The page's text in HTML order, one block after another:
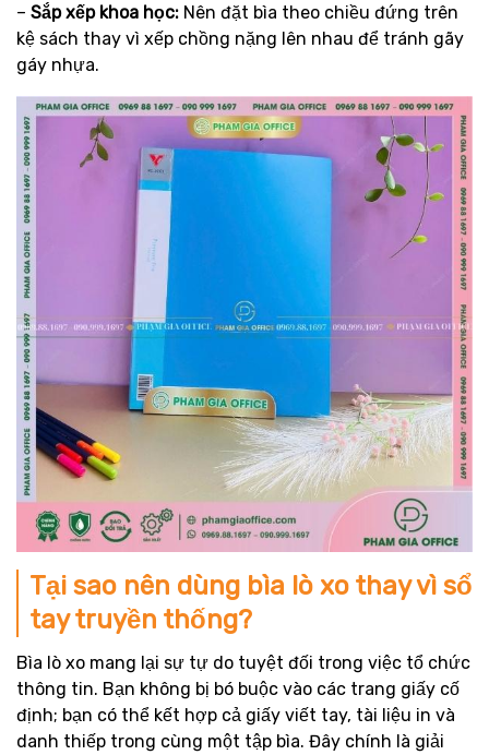
– Sắp xếp khoa học: Nên đặt bìa theo chiều đứng trên
kệ sách thay vì xếp chồng nặng lên nhau để tránh gãy
gáy nhựa.
Tại sao nên dùng bìa lò xo thay vì sổ
tay truyền thống?
Bìa lò xo mang lại sự tự do tuyệt đối trong việc tổ chức
thông tin. Bạn không bị bó buộc vào các trang giấy cố
định; bạn có thể kết hợp cả giấy viết tay, tài liệu in và
danh thiếp trong cùng một tập bìa. Đây chính là giải